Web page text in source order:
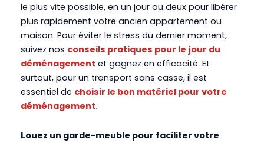
le plus vite possible, en un jour ou deux pour libérer
plus rapidement votre ancien appartement ou
maison. Pour éviter le stress du dernier moment,
suivez nos conseils pratiques pour le jour du
déménagement et gagnez en efficacité. Et
surtout, pour un transport sans casse, il est
essentiel de choisir le bon matériel pour votre
déménagement.
Louez un garde-meuble pour faciliter votre